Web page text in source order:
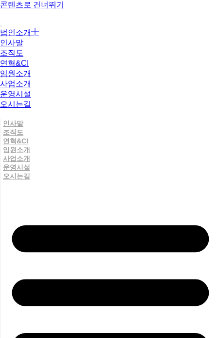
콘텐츠로 건너뛰기
법인소개
인사말
조직도
연혁&CI
임원소개
사업소개
운영시설
오시는길
인사말
조직도
연혁&CI
임원소개
사업소개
운영시설
오시는길